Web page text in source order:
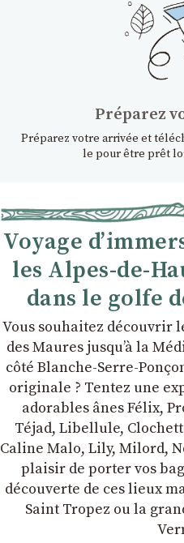
Préparez
Préparez votre arrivée et
le pour être prêt
Voyage
les Alpes-de-
dans le golfe
Vous souhaitez découvrir
des Maures jusqu’à la
côté Blanche-Serre-
originale ? Tentez une
adorables ânes Félix,
Téjad, Libellule,
Caline Malo, Lily, Milord,
plaisir de porter vos
découverte de ces lieux
Saint Tropez ou la